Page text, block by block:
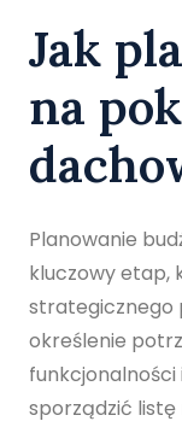
Jak
na
Planowanie
kluczowy etap,
strategicznego
określenie
sporządzić listę